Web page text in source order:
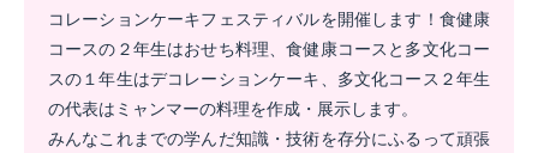
コレーションケーキフェスティバルを開催します！食健康
コースの２年生はおせち料理、食健康コースと多文化コー
スの１年生はデコレーションケーキ、多文化コース２年生
の代表はミャンマーの料理を作成・展示します。
みんなこれまでの学んだ知識・技術を存分にふるって頑張